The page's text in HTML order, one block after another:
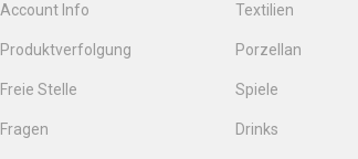
Account Info
Produktverfolgung
Freie Stelle
Fragen
Textilien
Porzellan
Spiele
Drinks